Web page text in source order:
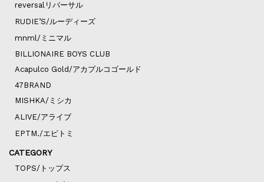
reversalリバーサル
RUDIE’S/ルーディーズ
mnml/ミニマル
BILLIONAIRE BOYS CLUB
Acapulco Gold/アカプルコゴールド
47BRAND
MISHKA/ミシカ
ALIVE/アライブ
EPTM./エピトミ
CATEGORY
TOPS/トップス